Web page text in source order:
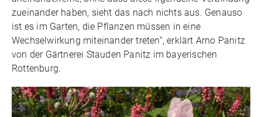
zueinander haben, sieht das nach nichts aus. Genauso
ist es im Garten, die Pflanzen müssen in eine
Wechselwirkung miteinander treten“, erklärt Arno Panitz
von der Gärtnerei Stauden Panitz im bayerischen
Rottenburg.